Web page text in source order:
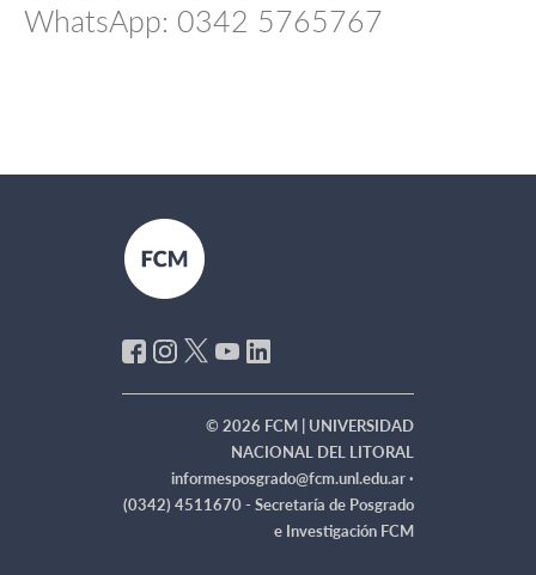
WhatsApp: 0342 5765767
© 2026 FCM | UNIVERSIDAD
NACIONAL DEL LITORAL
informesposgrado@fcm.unl.edu.ar ·
(0342) 4511670 - Secretaría de Posgrado
e Investigación FCM